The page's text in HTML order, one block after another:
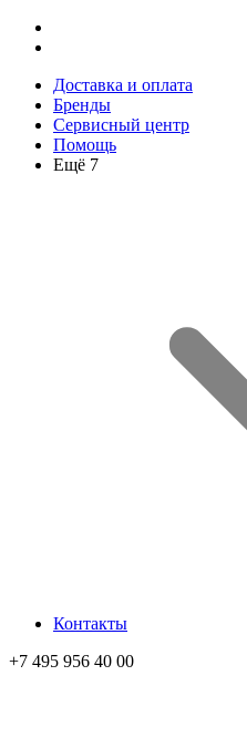
Доставка и оплата
Бренды
Сервисный центр
Помощь
Ещё 7
Контакты
+7 495 956 40 00